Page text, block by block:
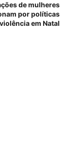
de mulheres
por políticas
em Natal